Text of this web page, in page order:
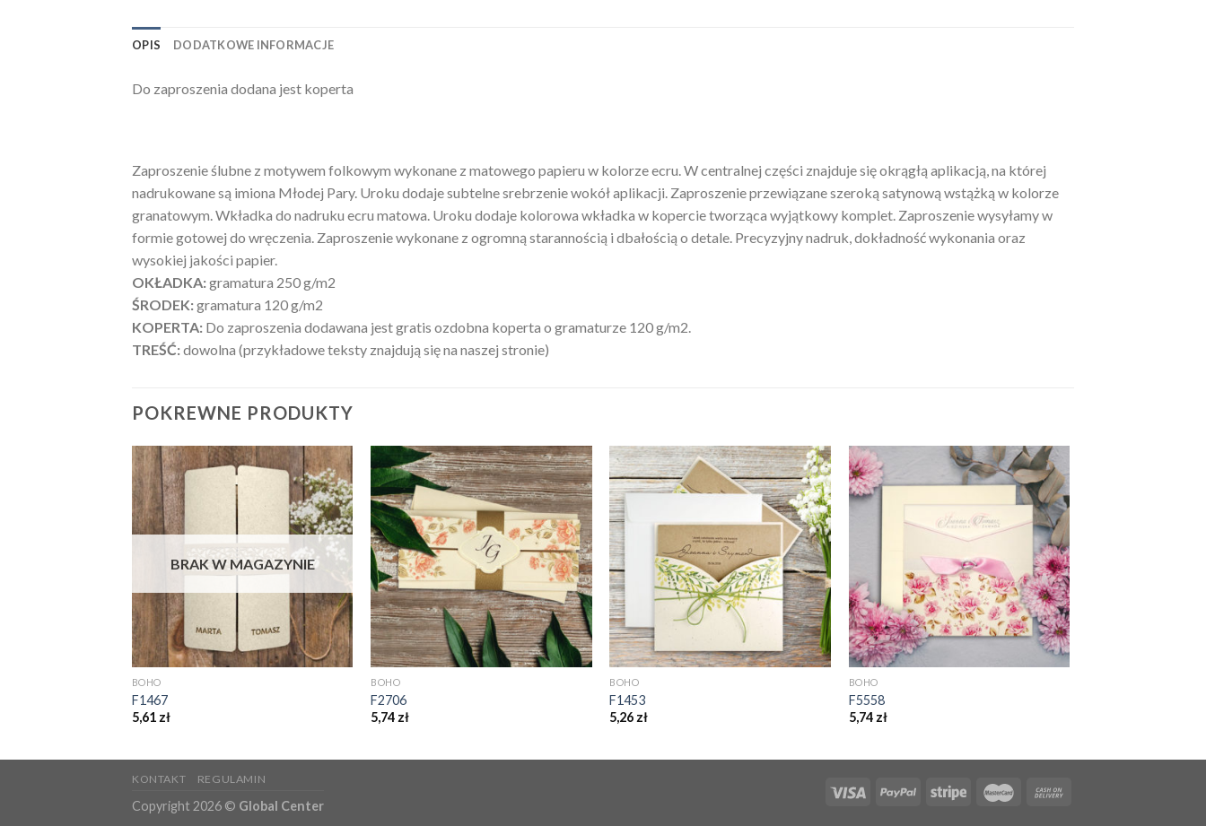
OPIS DODATKOWE INFORMACJE
Do zaproszenia dodana jest koperta
Zaproszenie ślubne z motywem folkowym wykonane z matowego papieru w kolorze ecru. W centralnej części znajduje się okrągłą aplikacją, na której
nadrukowane są imiona Młodej Pary. Uroku dodaje subtelne srebrzenie wokół aplikacji. Zaproszenie przewiązane szeroką satynową wstążką w kolorze
granatowym. Wkładka do nadruku ecru matowa. Uroku dodaje kolorowa wkładka w kopercie tworząca wyjątkowy komplet. Zaproszenie wysyłamy w
formie gotowej do wręczenia. Zaproszenie wykonane z ogromną starannością i dbałością o detale. Precyzyjny nadruk, dokładność wykonania oraz
wysokiej jakości papier.
OKŁADKA:gramatura 250 g/m2
ŚRODEK:gramatura 120 g/m2
KOPERTA: Do zaproszenia dodawana jest gratis ozdobna koperta o gramaturze 120 g/m2.
TREŚĆ:dowolna (przykładowe teksty znajdują się na naszej stronie)
POKREWNE PRODUKTY
BRAK W MAGAZYNIE
BOHO
F1467
5,61 zł
BOHO
F2706
5,74 zł
BOHO
F1453
5,26 zł
BOHO
F5558
5,74 zł
KONTAKT REGULAMIN
Copyright 2026 © Global Center